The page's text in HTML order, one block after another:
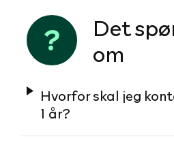
Det
om
Hvorfor skal jeg
1 år?